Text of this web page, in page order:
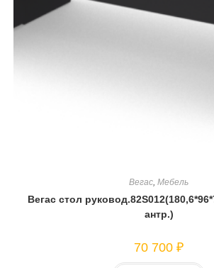
Вегас Мебель
Вегас стол
антр.)
70 700 ₽